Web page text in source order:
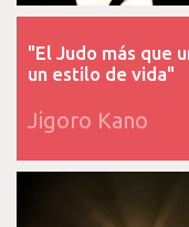
"El Judo más que
un estilo de vida"
Jigoro Kano